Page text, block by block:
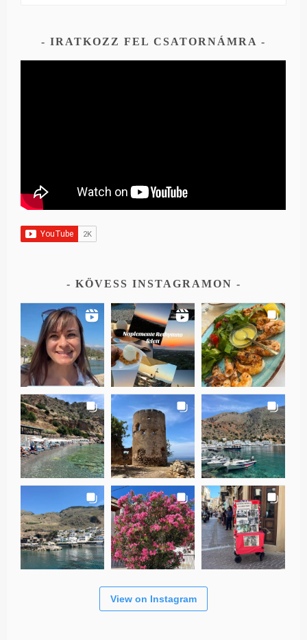
IRATKOZZ FEL CSATORNÁMRA
KÖVESS INSTAGRAMON
View on Instagram